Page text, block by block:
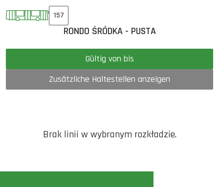
157
RONDO ŚRÓDKA - PUSTA
Gültig von bis
Zusätzliche Haltestellen anzeigen
Brak linii w wybranym rozkładzie.